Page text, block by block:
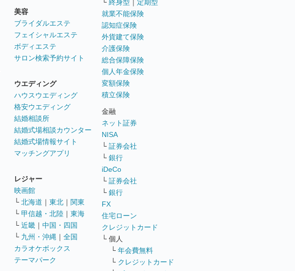
美容
ブライダルエステ
フェイシャルエステ
ボディエステ
サロン検索予約サイト
ウエディング
ハウスウエディング
格安ウエディング
結婚相談所
結婚式場相談カウンター
結婚式場情報サイト
マッチングアプリ
レジャー
映画館
└ 北海道 ｜ 東北 ｜ 関東
└ 甲信越・北陸 ｜ 東海
└ 近畿 ｜ 中国・四国
└ 九州・沖縄 ｜ 全国
カラオケボックス
テーマパーク
└ 終身型 ｜ 定期型
就業不能保険
認知症保険
外貨建て保険
介護保険
総合保障保険
個人年金保険
変額保険
積立保険
金融
ネット証券
NISA
└ 証券会社
└ 銀行
iDeCo
└ 証券会社
└ 銀行
FX
住宅ローン
クレジットカード
└ 個人
└ 年会費無料
└ クレジットカード